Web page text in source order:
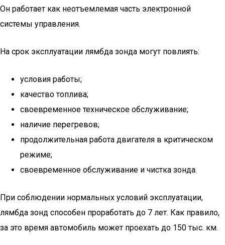
Он работает как неотъемлемая часть электронной
системы управления.
На срок эксплуатации лямбда зонда могут повлиять:
условия работы;
качество топлива;
своевременное техническое обслуживание;
наличие перегревов;
продолжительная работа двигателя в критическом
режиме;
своевременное обслуживание и чистка зонда.
При соблюдении нормальных условий эксплуатации,
лямбда зонд способен проработать до 7 лет. Как правило,
за это время автомобиль может проехать до 150 тыс. км.